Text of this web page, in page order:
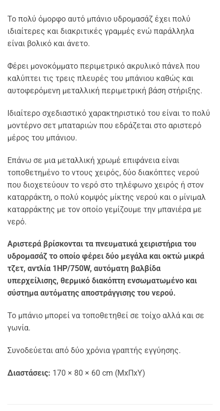
Το πολύ όμορφο αυτό μπάνιο υδρομασάζ έχει πολύ
ιδιαίτερες και διακριτικές γραμμές ενώ παράλληλα
είναι βολικό και άνετο.
Φέρει μονοκόμματο περιμετρικό ακρυλικό πάνελ που
καλύπτει τις τρεις πλευρές του μπάνιου καθώς και
αυτοφερόμενη μεταλλική περιμετρική βάση στήριξης.
Ιδιαίτερο σχεδιαστικό χαρακτηριστικό του είναι το πολύ
μοντέρνο σετ μπαταριών που εδράζεται στο αριστερό
μέρος του μπάνιου.
Επάνω σε μια μεταλλική χρωμέ επιφάνεια είναι
τοποθετημένο το ντους χειρός, δύο διακόπτες νερού
που διοχετεύουν το νερό στο τηλέφωνο χειρός ή στον
καταρράκτη, ο πολύ κομψός μίκτης νερού και ο μίνιμαλ
καταρράκτης με τον οποίο γεμίζουμε την μπανιέρα με
νερό.
Αριστερά βρίσκονται τα πνευματικά χειριστήρια του
υδρομασάζ το οποίο φέρει δύο μεγάλα και οκτώ μικρά
τζετ, αντλία 1HP/750W, αυτόματη βαλβίδα
υπερχείλισης, θερμικό διακόπτη ενσωματωμένο και
σύστημα αυτόματης αποστράγγισης του νερού.
Το μπάνιο μπορεί να τοποθετηθεί σε τοίχο αλλά και σε
γωνία.
Συνοδεύεται από δύο χρόνια γραπτής εγγύησης.
Διαστάσεις: 170 × 80 × 60 cm (MxΠxΥ)